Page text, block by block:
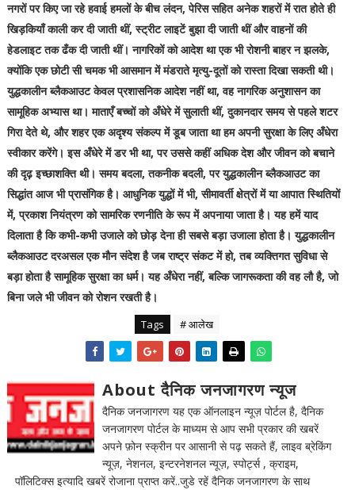
नगरों पर किए जा रहे हवाई हमलों के बीच लंदन, पेरिस सहित अनेक शहरों में रात होते ही
खिड़कियाँ काली कर दी जाती थीं, स्ट्रीट लाइटें बुझा दी जाती थीं और वाहनों की
हेडलाइट तक ढँक दी जाती थीं। नागरिकों को आदेश था एक भी रोशनी बाहर न झलके,
क्योंकि एक छोटी सी चमक भी आसमान में मंडराते मृत्यु-दूतों को रास्ता दिखा सकती थी।
युद्धकालीन ब्लैकआउट केवल प्रशासनिक आदेश नहीं था, वह नागरिक अनुशासन का
सामूहिक अभ्यास था। माताएँ बच्चों को अँधेरे में सुलाती थीं, दुकानदार समय से पहले शटर
गिरा देते थे, और शहर एक अदृश्य संकल्प में डूब जाता था हम अपनी सुरक्षा के लिए अँधेरा
स्वीकार करेंगे। इस अँधेरे में डर भी था, पर उससे कहीं अधिक देश और जीवन को बचाने
की दृढ़ इच्छाशक्ति थी। समय बदला, तकनीक बदली, पर युद्धकालीन ब्लैकआउट का
सिद्धांत आज भी प्रासंगिक है। आधुनिक युद्धों में भी, सीमावर्ती क्षेत्रों में या आपात स्थितियों
में, प्रकाश नियंत्रण को सामरिक रणनीति के रूप में अपनाया जाता है। यह हमें याद
दिलाता है कि कभी-कभी उजाले को छोड़ देना ही सबसे बड़ा उजाला होता है। युद्धकालीन
ब्लैकआउट दरअसल एक मौन संदेश है जब राष्ट्र संकट में हो, तब व्यक्तिगत सुविधा से
बड़ा होता है सामूहिक सुरक्षा का धर्म। यह अँधेरा नहीं, बल्कि जागरूकता की वह लौ है, जो
बिना जले भी जीवन को रोशन रखती है।
Tags # आलेख
About दैनिक जनजागरण न्यूज
दैनिक जनजागरण यह एक ऑनलाइन न्यूज़ पोर्टल है, दैनिक
जनजागरण पोर्टल के माध्यम से आप सभी प्रकार की खबरें
अपने फ़ोन स्क्रीन पर आसानी से पढ़ सकते हैं, लाइव ब्रेकिंग
न्यूज़, नेशनल, इन्टरनेशनल न्यूज़, स्पोर्ट्स , क्राइम,
पॉलिटिक्स इत्यादि खबरें रोजाना प्राप्त करें..जुडे रहें दैनिक जनजागरण के साथ